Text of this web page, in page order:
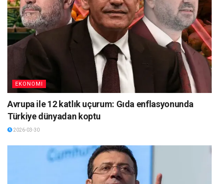
EKONOMI
Avrupa ile 12 katlık uçurum: Gıda enflasyonunda
Türkiye dünyadan koptu
2026-03-30